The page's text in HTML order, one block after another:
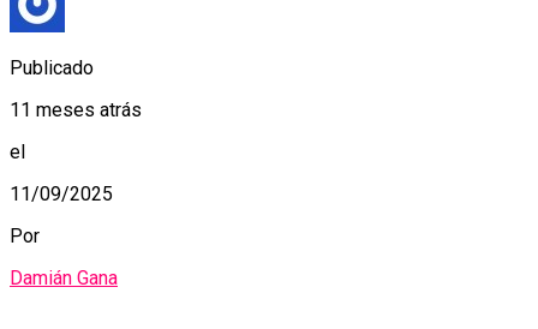
Publicado
11 meses atrás
el
11/09/2025
Por
Damián Gana